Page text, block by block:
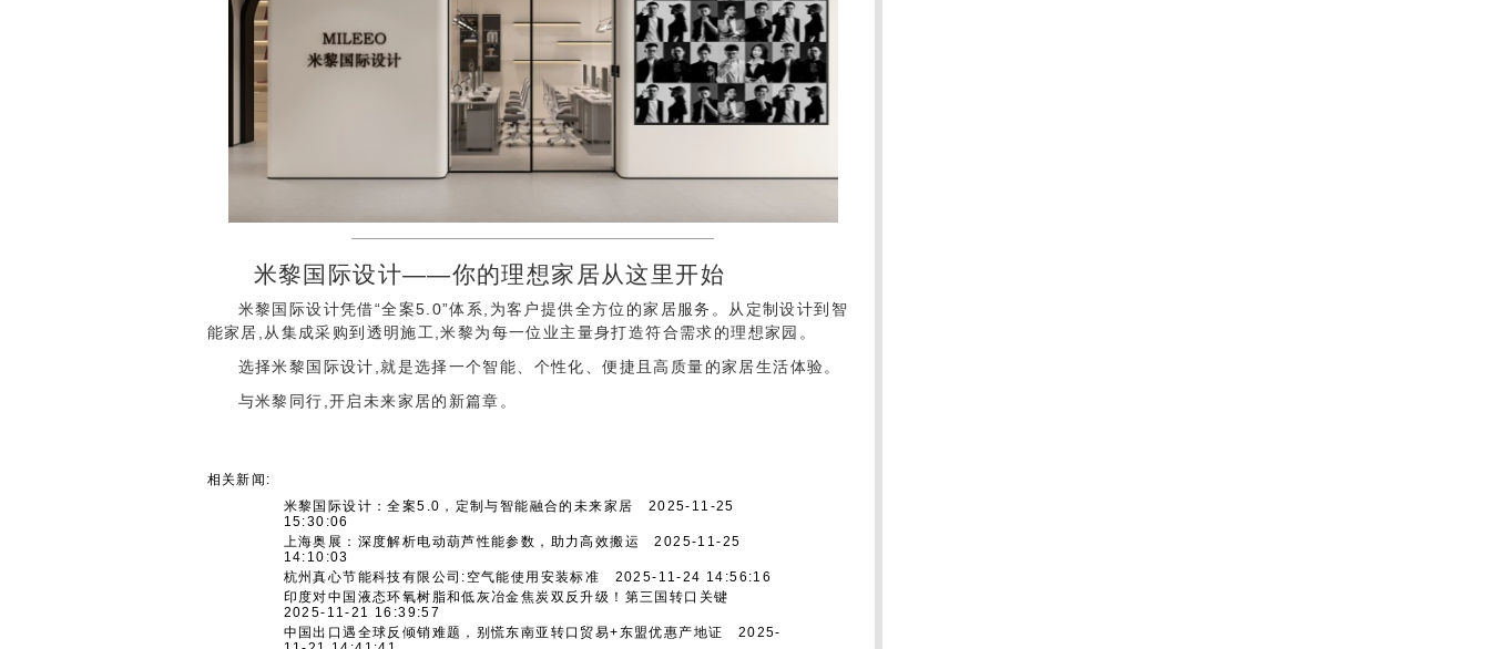
米黎国际设计——你的理想家居从这里开始
米黎国际设计凭借“全案5.0”体系,为客户提供全方位的家居服务。从定制设计到智
能家居,从集成采购到透明施工,米黎为每一位业主量身打造符合需求的理想家园。
选择米黎国际设计,就是选择一个智能、个性化、便捷且高质量的家居生活体验。
与米黎同行,开启未来家居的新篇章。
相关新闻:
米黎国际设计：全案5.0，定制与智能融合的未来家居
2025-11-25
15:30:06
上海奥展：深度解析电动葫芦性能参数，助力高效搬运 2025-11-25
14:10:03
杭州真心节能科技有限公司:空气能使用安装标准 2025-11-24 14:56:16
印度对中国液态环氧树脂和低灰冶金焦炭双反升级！第三国转口关键
2025-11-21 16:39:57
中国出口遇全球反倾销难题，别慌东南亚转口贸易+东盟优惠产地证
2025-